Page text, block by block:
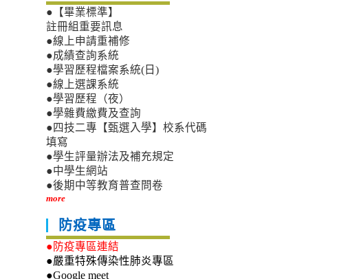
●【畢業標準】
註冊組重要訊息
●線上申請重補修
●成績查詢系統
●學習歷程檔案系統(日)
●線上選課系統
●學習歷程（夜）
●學雜費繳費及查詢
●四技二專【甄選入學】校系代碼
填寫
●學生評量辦法及補充規定
●中學生網站
●後期中等教育普查問卷
more
防疫專區
●防疫專區連結
●嚴重特殊傳染性肺炎專區
●Google meet